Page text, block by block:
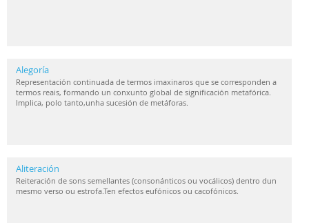
Alegoría
Representación continuada de termos imaxinaros que se corresponden a
termos reais, formando un conxunto global de significación metafórica.
Implica, polo tanto,unha sucesión de metáforas.
Aliteración
Reiteración de sons semellantes (consonánticos ou vocálicos) dentro dun
mesmo verso ou estrofa.Ten efectos eufónicos ou cacofónicos.